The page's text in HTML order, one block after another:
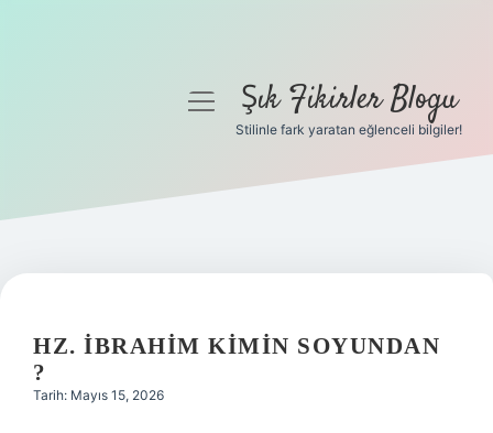
Gizlilik Politikası
Yasal Uyarı
menüyüŞık Fikirler Blogu
Stilinle fark yaratan eğlenceli bilgiler!
HZ. İBRAHIM KIMIN SOYUNDAN
?
Tarih: Mayıs 15, 2026